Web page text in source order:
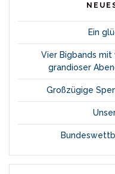
Ein
Vier Bigbands mit
grandioser
Großzügige